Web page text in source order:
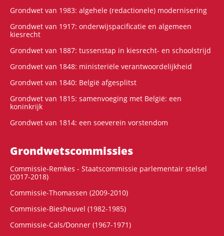
Grondwet van 1983: algehele (redactionele) modernisering
Grondwet van 1917: onderwijspacificatie en algemeen
kiesrecht
Grondwet van 1887: tussenstap in kiesrecht- en schoolstrijd
Grondwet van 1848: ministeriële verantwoordelijkheid
Grondwet van 1840: België afgesplitst
Grondwet van 1815: samenvoeging met België: een
koninkrijk
Grondwet van 1814: een soeverein vorstendom
Grondwets­commissies
Commissie-Remkes - Staatscommissie parlementair stelsel
(2017-2018)
Commissie-Thomassen (2009-2010)
Commissie-Biesheuvel (1982-1985)
Commissie-Cals/Donner (1967-1971)